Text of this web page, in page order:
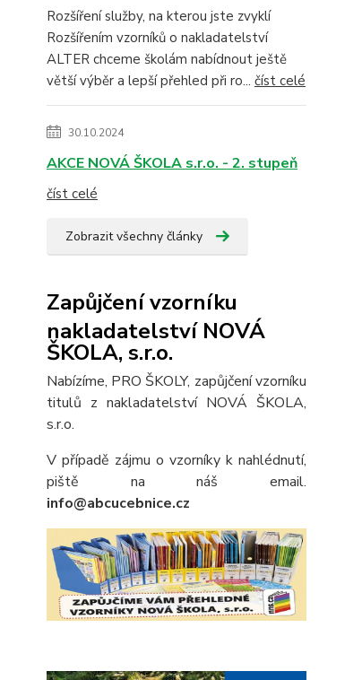
Rozšíření služby, na kterou jste zvyklí
Rozšířením vzorníků o nakladatelství
ALTER chceme školám nabídnout ještě
větší výběr a lepší přehled při ro... číst celé
30.10.2024
AKCE NOVÁ ŠKOLA s.r.o. - 2. stupeň
číst celé
Zobrazit všechny články
Zapůjčení vzorníku
nakladatelství NOVÁ
ŠKOLA, s.r.o.
Nabízíme, PRO ŠKOLY, zapůjčení vzorníku
titulů z nakladatelství NOVÁ ŠKOLA,
s.r.o.
V případě zájmu o vzorníky k nahlédnutí,
piště na náš email.
info@abcucebnice.cz